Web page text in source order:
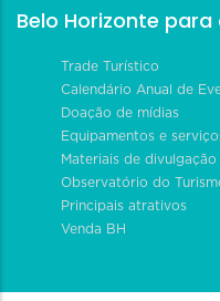
Belo Horizonte
Trade Turístico
Calendário Anual de
Doação de mídias
Equipamentos e
Materiais de divulgação
Observatório do
Principais atrativos
Venda BH